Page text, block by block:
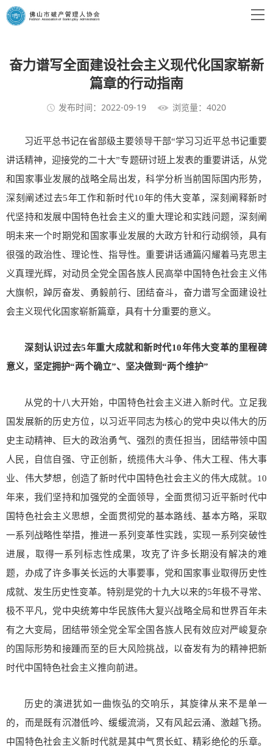
奋力谱写全面建设社会主义现代化国家崭新
篇章的行动指南
发布时间：2022-09-19 浏览量：4020
习近平总书记在省部级主要领导干部“学习习近平总书记重要
讲话精神，迎接党的二十大”专题研讨班上发表的重要讲话，从党
和国家事业发展的战略全局出发，科学分析当前国际国内形势，
深刻阐述过去5年工作和新时代10年的伟大变革，深刻阐释新时
代坚持和发展中国特色社会主义的重大理论和实践问题，深刻阐
明未来一个时期党和国家事业发展的大政方针和行动纲领，具有
很强的政治性、理论性、指导性。重要讲话通篇闪耀着马克思主
义真理光辉，对动员全党全国各族人民高举中国特色社会主义伟
大旗帜，踔厉奋发、勇毅前行、团结奋斗，奋力谱写全面建设社
会主义现代化国家崭新篇章，具有十分重要的意义。
深刻认识过去5年重大成就和新时代10年伟大变革的里程碑
意义，坚定拥护“两个确立”、坚决做到“两个维护”
从党的十八大开始，中国特色社会主义进入新时代。立足我
国发展新的历史方位，以习近平同志为核心的党中央以伟大的历
史主动精神、巨大的政治勇气、强烈的责任担当，团结带领中国
人民，自信自强、守正创新，统揽伟大斗争、伟大工程、伟大事
业、伟大梦想，创造了新时代中国特色社会主义的伟大成就。10
年来，我们坚持和加强党的全面领导，全面贯彻习近平新时代中
国特色社会主义思想，全面贯彻党的基本路线、基本方略，采取
一系列战略性举措，推进一系列变革性实践，实现一系列突破性
进展，取得一系列标志性成果，攻克了许多长期没有解决的难
题，办成了许多事关长远的大事要事，党和国家事业取得历史性
成就、发生历史性变革。特别是党的十九大以来的5年极不寻常、
极不平凡，党中央统筹中华民族伟大复兴战略全局和世界百年未
有之大变局，团结带领全党全军全国各族人民有效应对严峻复杂
的国际形势和接踵而至的巨大风险挑战，以奋发有为的精神把新
时代中国特色社会主义推向前进。
历史的演进犹如一曲恢弘的交响乐，其旋律从来不是单一
的，而是既有沉潜低吟、缓缓流淌，又有风起云涌、激越飞扬。
中国特色社会主义新时代就是其中气贯长虹、精彩绝伦的乐章。